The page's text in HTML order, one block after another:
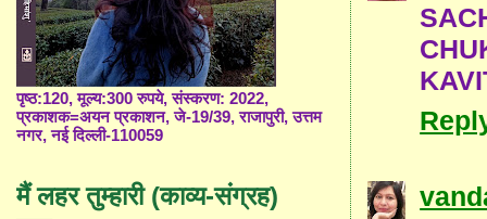
पृष्ठ:120, मूल्य:300 रुपये, संस्करण: 2022,
प्रकाशक=अयन प्रकाशन, जे-19/39, राजापुरी, उत्तम
नगर, नई दिल्ली-110059
मैं लहर तुम्हारी (काव्य-संग्रह)